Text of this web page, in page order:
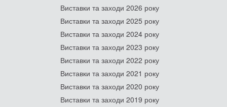
Виставки та заходи 2026 року
Виставки та заходи 2025 року
Виставки та заходи 2024 року
Виставки та заходи 2023 року
Виставки та заходи 2022 року
Виставки та заходи 2021 року
Виставки та заходи 2020 року
Виставки та заходи 2019 року